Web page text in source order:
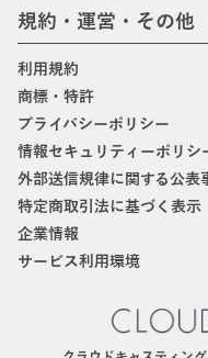
規約・運営・その他
利用規約
商標・特許
プライバシーポリシー
情報セキュリティーポリシ
外部送信規律に関する公表
特定商取引法に基づく表示
企業情報
サービス利用環境